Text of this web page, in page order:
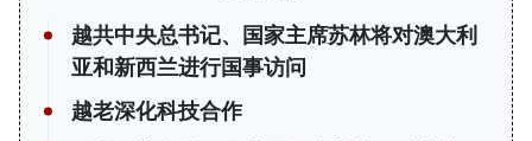
越共中央总书记、国家主席苏林将对澳大利
亚和新西兰进行国事访问
越老深化科技合作